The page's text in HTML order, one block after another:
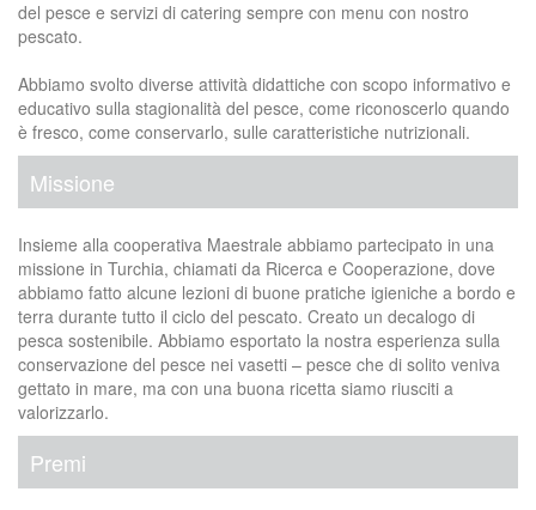
del pesce e servizi di catering sempre con menu con nostro
pescato.
Abbiamo svolto diverse attività didattiche con scopo informativo e
educativo sulla stagionalità del pesce, come riconoscerlo quando
è fresco, come conservarlo, sulle caratteristiche nutrizionali.
Missione
Insieme alla cooperativa Maestrale abbiamo partecipato in una
missione in Turchia, chiamati da Ricerca e Cooperazione, dove
abbiamo fatto alcune lezioni di buone pratiche igieniche a bordo e
terra durante tutto il ciclo del pescato. Creato un decalogo di
pesca sostenibile. Abbiamo esportato la nostra esperienza sulla
conservazione del pesce nei vasetti – pesce che di solito veniva
gettato in mare, ma con una buona ricetta siamo riusciti a
valorizzarlo.
Premi